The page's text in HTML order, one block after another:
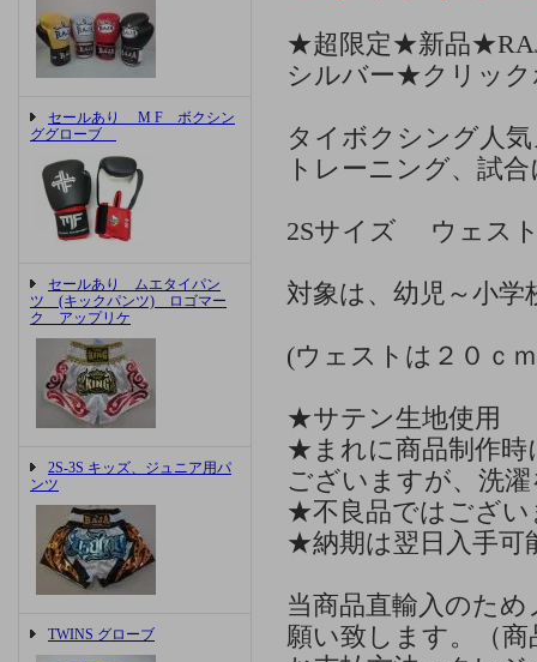
セールあり M F ボクシン
ググローブ
セールあり ムエタイパン
ツ (キックパンツ) ロゴマー
ク アップリケ
2S-3S キッズ、ジュニア用パ
ンツ
TWINS グローブ
★超限定★新品
シルバー★クリッ
タイボクシング人
トレーニング、試
2Sサイズ ウェス
対象は、幼児～小
(ウェストは２０ｃ
★サテン生地使用
★まれに商品制作時
ございますが、洗
★不良品ではござい
★納期は翌日入手可
当商品直輸入のた
願い致します。（